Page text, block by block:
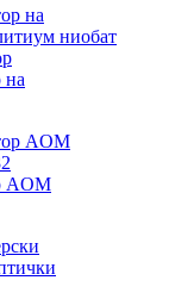
на
AOM